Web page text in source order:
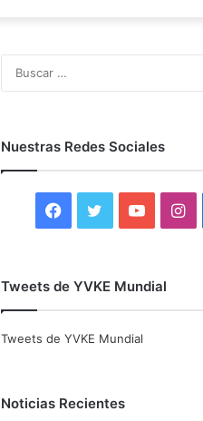
Nuestras Redes Sociales
F
c
i
Y
u
I
Tweets de YVKE Mundial
Tweets de YVKE Mundial
Noticias Recientes